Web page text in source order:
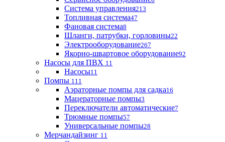
Система управления213
Топливная система47
Фановая система8
Шланги, патрубки, горловины22
Электрооборудование267
Якорно-швартовое оборудование92
Насосы для ПВХ 11
Насосы11
Помпы 111
Аэраторные помпы для садка16
Мацераторные помпы3
Переключатели автоматические7
Трюмные помпы57
Универсальные помпы28
Мерчандайзинг 11